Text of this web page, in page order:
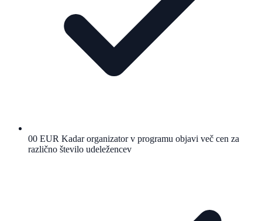
00 EUR Kadar organizator v programu objavi več cen za
različno število udeležencev